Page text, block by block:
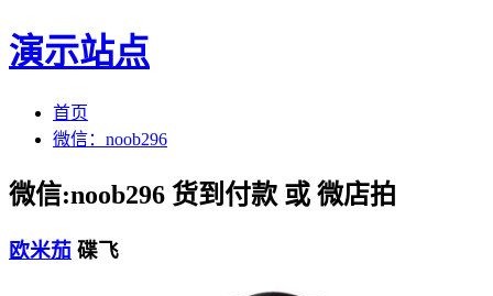
演示站点
首页
微信：noob296
微信:noob296 货到付款 或 微店拍
欧米茄 碟飞